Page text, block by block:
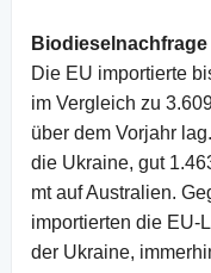
Die EU importierte
im Vergleich zu
über dem Vorjahr
die Ukraine, gut
mt auf Australien.
importierten die EU-
der Ukraine,